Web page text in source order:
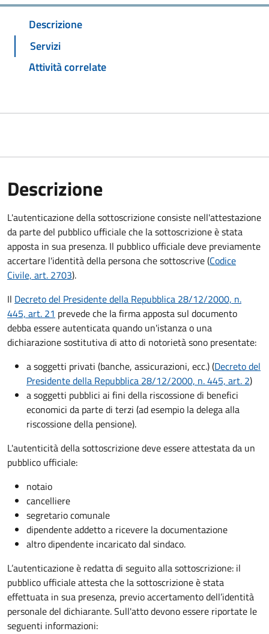
Descrizione
Servizi
Attività correlate
Descrizione
L'autenticazione della sottoscrizione consiste nell'attestazione
da parte del pubblico ufficiale che la sottoscrizione è stata
apposta in sua presenza. Il pubblico ufficiale deve previamente
accertare l'identità della persona che sottoscrive (Codice
Civile, art. 2703).
Il Decreto del Presidente della Repubblica 28/12/2000, n.
445, art. 21 prevede che la firma apposta sul documento
debba essere autenticata quando un'istanza o una
dichiarazione sostitutiva di atto di notorietà sono presentate:
a soggetti privati​​​​​ (banche, assicurazioni, ecc.) (Decreto del
Presidente della Repubblica 28/12/2000, n. 445, art. 2)
a soggetti pubblici ai fini della riscossione di benefici
economici da parte di terzi (ad esempio la delega alla
riscossione della pensione).
L'autenticità della sottoscrizione deve essere attestata da un
pubblico ufficiale:
notaio
cancelliere
segretario comunale
dipendente addetto a ricevere la documentazione
altro dipendente incaricato dal sindaco.
L’autenticazione è redatta di seguito alla sottoscrizione: il
pubblico ufficiale attesta che la sottoscrizione è stata
effettuata in sua presenza, previo accertamento dell’identità
personale del dichiarante. Sull'atto devono essere riportate le
seguenti informazioni: